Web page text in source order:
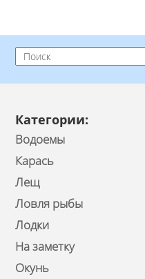
Категории:
Водоемы
Карась
Лещ
Ловля рыбы
Лодки
На заметку
Окунь